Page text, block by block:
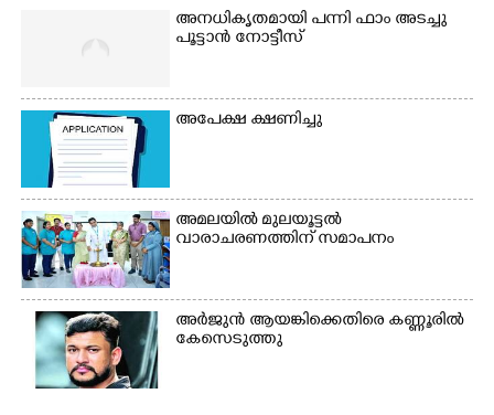
അനധികൃതമായി പന്നി ഫാം അടച്ചു
പൂട്ടാൻ നോട്ടീസ്
അപേക്ഷ ക്ഷണിച്ചു
അമലയിൽ മുലയൂട്ടൽ
വാരാചരണത്തിന് സമാപനം
അർജുൻ ആയങ്കിക്കെതിരെ കണ്ണൂരിൽ
കേസെടുത്തു
Copy Link